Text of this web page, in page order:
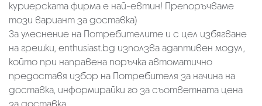
куриерската фирма е най-евтин! Препоръчваме
този вариант за доставка)
За улеснение на Потребителите и с цел избягване
на грешки, enthusiast.bg използва адаптивен модул,
който при направена поръчка автоматично
предоставя избор на Потребителя за начина на
доставка, информирайки го за съответната цена